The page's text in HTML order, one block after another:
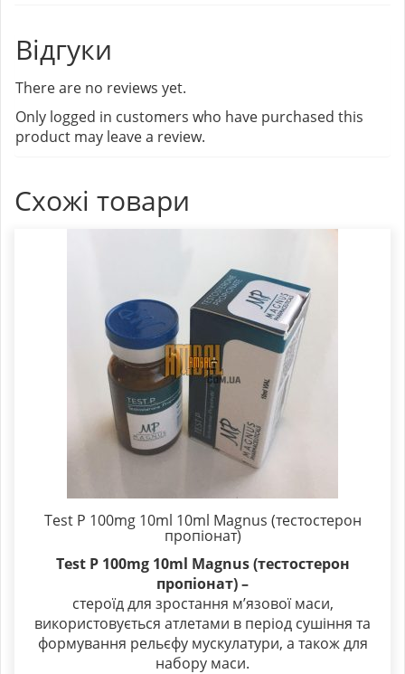
Відгуки
There are no reviews yet.
Only logged in customers who have purchased this
product may leave a review.
Схожі товари
Test P 100mg 10ml 10ml Magnus (тестостерон
пропіонат)
Test P 100mg 10ml Magnus (тестостерон
пропіонат)–
стероїд для зростання м’язової маси,
використовується атлетами в період сушіння та
формування рельєфу мускулатури, а також для
набору маси.